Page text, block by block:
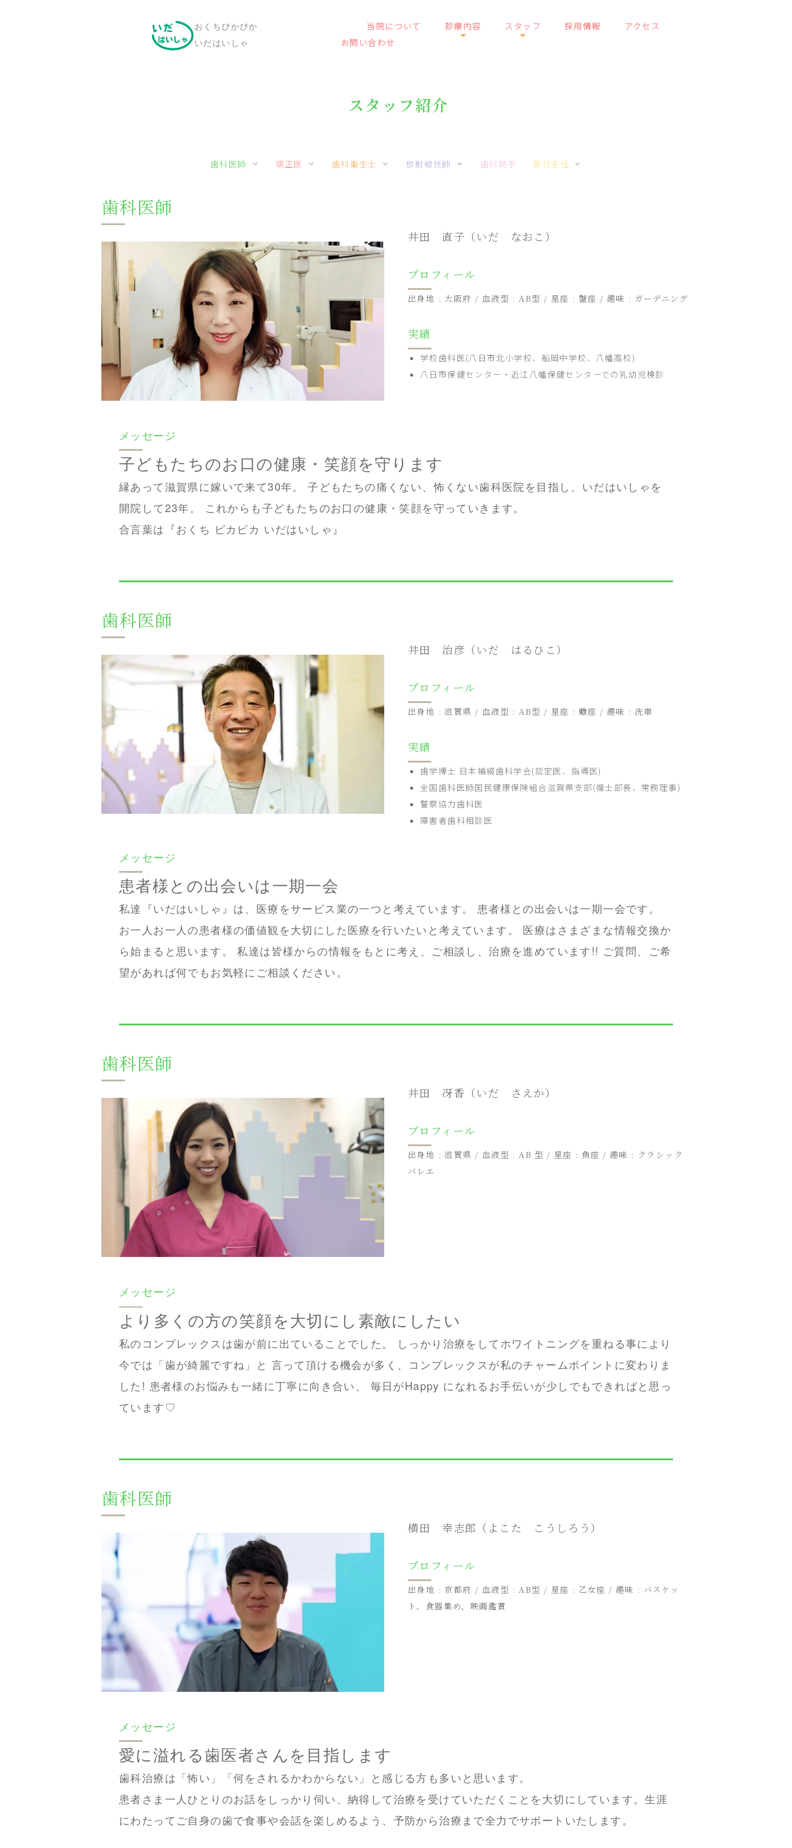
おくちぴかぴか
いだはいしゃ
当院について 診療内容 スタッフ 採用情報
アクセス
お問い合わせ
スタッフ紹介
歯科医師 矯正医 歯科衛生士 放射線技師 歯科助手 受付主任
歯科医師
井田 直子（いだ なおこ）
プロフィール
出身地 : 大阪府 / 血液型 : AB型 / 星座 : 蟹座 / 趣味 : ガーデニング
実績
学校歯科医(八日市北小学校、船岡中学校、八幡高校)
八日市保健センター・近江八幡保健センターでの乳幼児検診
メッセージ
子どもたちのお口の健康・笑顔を守ります
縁あって滋賀県に嫁いで来て30年。 子どもたちの痛くない、怖くない歯科医院を目指し、いだはいしゃを
開院して23年。 これからも子どもたちのお口の健康・笑顔を守っていきます。
合言葉は『おくち ピカピカ いだはいしゃ』
歯科医師
井田 治彦（いだ はるひこ）
プロフィール
出身地 : 滋賀県 / 血液型 : AB型 / 星座 : 蠍座 / 趣味 : 洗車
実績
歯学博士 日本補綴歯科学会(認定医、指導医)
全国歯科医師国民健康保険組合滋賀県支部(福士部長、常務理事)
警察協力歯科医
障害者歯科相談医
メッセージ
患者様との出会いは一期一会
私達『いだはいしゃ』は、医療をサービス業の一つと考えています。 患者様との出会いは一期一会です。
お一人お一人の患者様の価値観を大切にした医療を行いたいと考えています。 医療はさまざまな情報交換か
ら始まると思います。 私達は皆様からの情報をもとに考え、ご相談し、治療を進めています!! ご質問、ご希
望があれば何でもお気軽にご相談ください。
歯科医師
井田 冴香（いだ さえか）
プロフィール
出身地 : 滋賀県 / 血液型 : AB 型 / 星座 : 魚座 / 趣味 : クラシック
バレエ
メッセージ
より多くの方の笑顔を大切にし素敵にしたい
私のコンプレックスは歯が前に出ていることでした。 しっかり治療をしてホワイトニングを重ねる事により
今では「歯が綺麗ですね」と 言って頂ける機会が多く、コンプレックスが私のチャームポイントに変わりま
した! 患者様のお悩みも一緒に丁寧に向き合い、 毎日がHappy になれるお手伝いが少しでもできればと思っ
ています♡
歯科医師
横田 幸志郎（よこた こうしろう）
プロフィール
出身地 : 京都府 / 血液型 : AB型 / 星座 : 乙女座 / 趣味 : バスケッ
ト、食器集め、映画鑑賞
メッセージ
愛に溢れる歯医者さんを目指します
歯科治療は「怖い」「何をされるかわからない」と感じる方も多いと思います。
患者さま一人ひとりのお話をしっかり伺い、納得して治療を受けていただくことを大切にしています。生涯
にわたってご自身の歯で食事や会話を楽しめるよう、予防から治療まで全力でサポートいたします。